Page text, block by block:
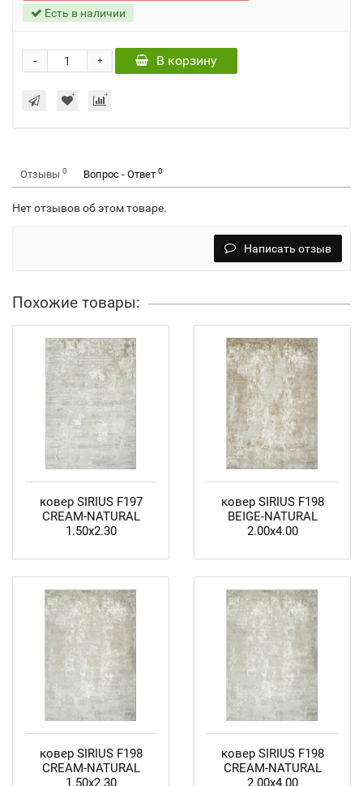
Есть в наличии
+
- В корзину
Отзывы 0 Вопрос - Ответ 0
Нет отзывов об этом товаре.
Написать отзыв
Похожие товары:
ковер SIRIUS F197
CREAM-NATURAL
1.50x2.30
ковер SIRIUS F198
BEIGE-NATURAL
2.00x4.00
ковер SIRIUS F198
CREAM-NATURAL
1.50x2.30
ковер SIRIUS F198
CREAM-NATURAL
2.00x4.00